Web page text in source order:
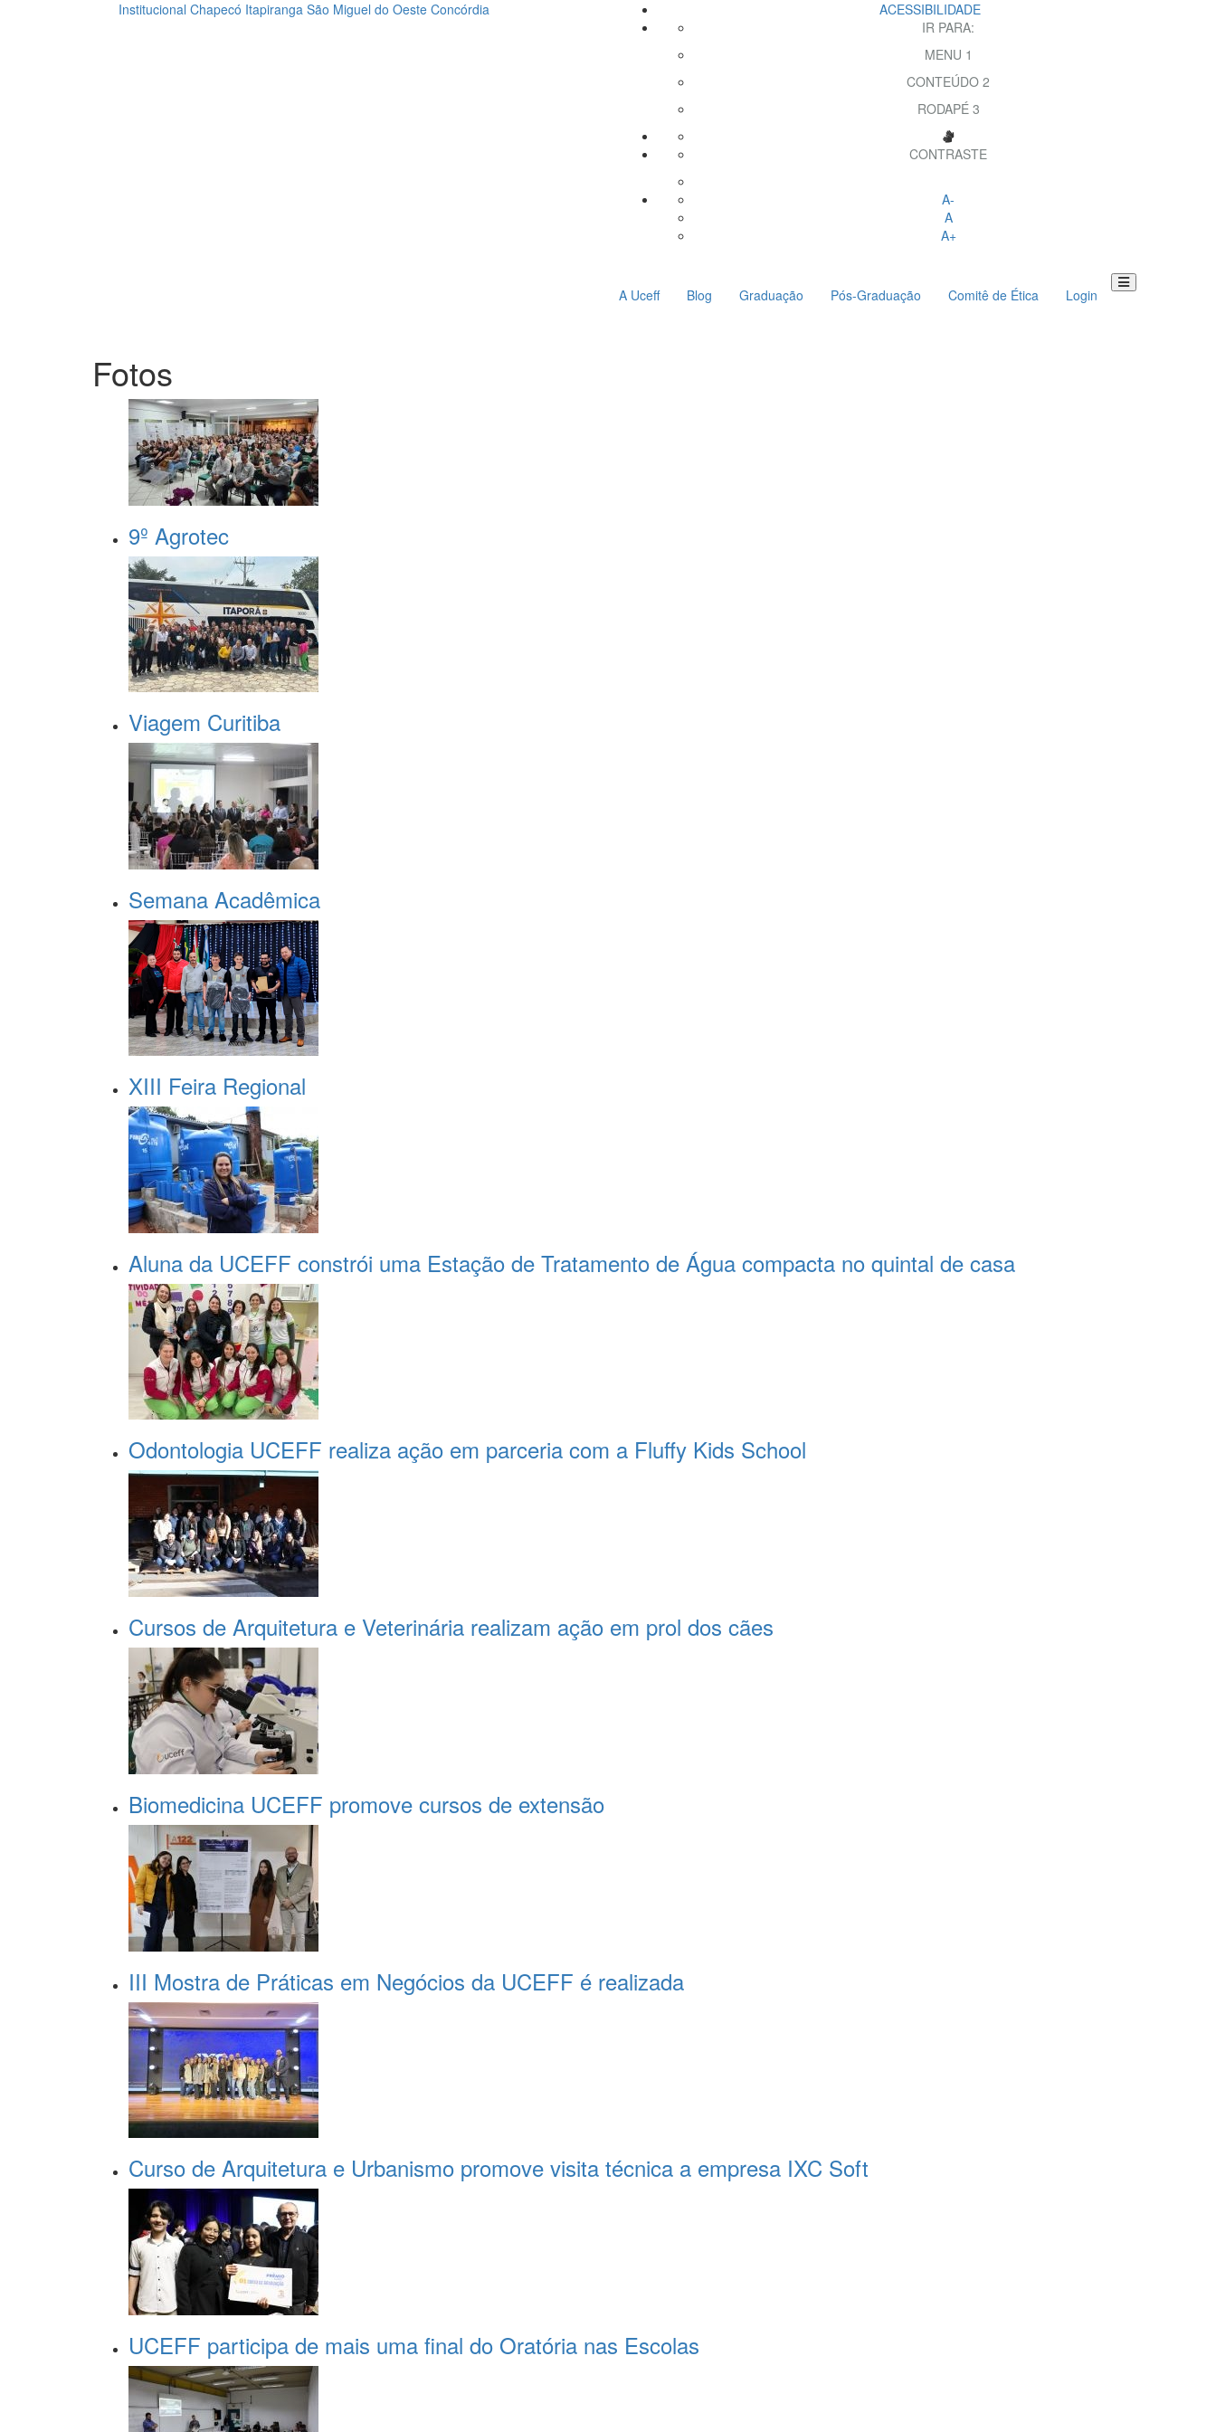
Institucional Chapecó Itapiranga São Miguel do Oeste Concórdia
ACESSIBILIDADE
IR PARA:
MENU 1
CONTEÚDO 2
RODAPÉ 3
CONTRASTE
A-
A
A+
A Uceff
Blog Graduação Pós-Graduação Comitê de Ética Login
Toggle
Fotos
9º Agrotec
Viagem Curitiba
Semana Acadêmica
XIII Feira Regional
Aluna da UCEFF constrói uma Estação de Tratamento de Água compacta no quintal de casa
Odontologia UCEFF realiza ação em parceria com a Fluffy Kids School
Cursos de Arquitetura e Veterinária realizam ação em prol dos cães
Biomedicina UCEFF promove cursos de extensão
III Mostra de Práticas em Negócios da UCEFF é realizada
Curso de Arquitetura e Urbanismo promove visita técnica a empresa IXC Soft
UCEFF participa de mais uma final do Oratória nas Escolas